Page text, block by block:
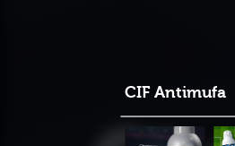
CIF Antimufa